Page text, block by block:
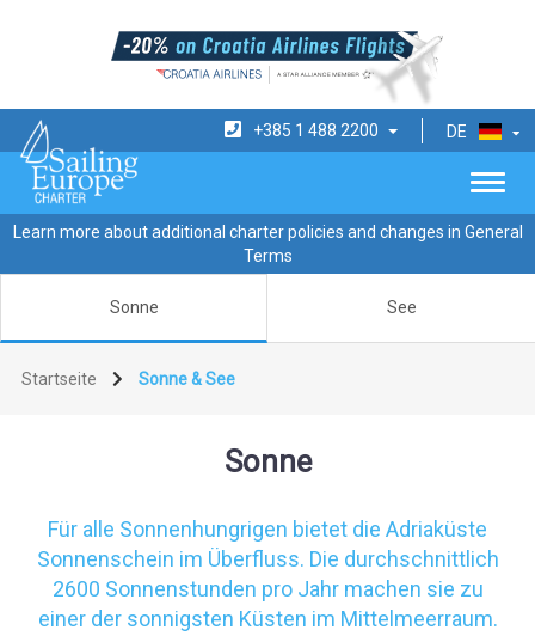
DE
+385 1 488 2200
Learn more about additional charter policies and changes in General
Terms
Sonne See
Startseite Sonne & See
Sonne
Für alle Sonnenhungrigen bietet die Adriaküste
Sonnenschein im Überfluss. Die durchschnittlich
2600 Sonnenstunden pro Jahr machen sie zu
einer der sonnigsten Küsten im Mittelmeerraum.